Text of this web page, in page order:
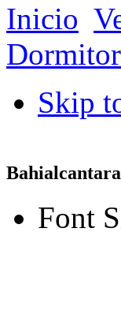
Inicio
Skip
Font